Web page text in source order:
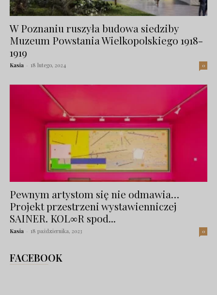
W Poznaniu ruszyła budowa siedziby
Muzeum Powstania Wielkopolskiego 1918-
1919
Kasia - 18 lutego, 2024 0
Pewnym artystom się nie odmawia…
Projekt przestrzeni wystawienniczej
SAINER. KOL∞R spod...
Kasia - 18 października, 2023 0
FACEBOOK